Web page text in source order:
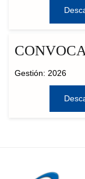
Gestión: 2026